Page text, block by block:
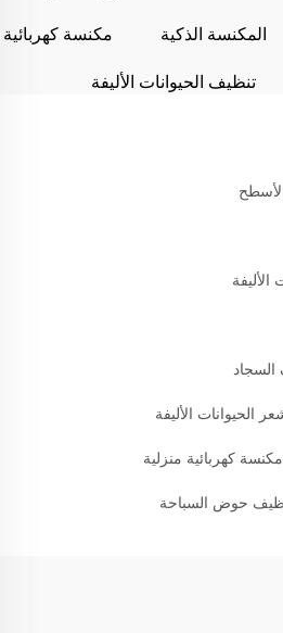
المكنسة الذكية
مكنسة كهربائية
تنظيف الحيوانات الأليفة
الأليفة
الحيوانات الأليفة
مكنسة كهربائية منزلية
حوض السباحة